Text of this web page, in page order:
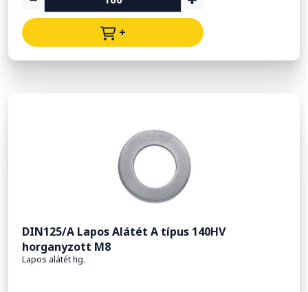
+
DIN125/A Lapos Alátét A típus 140HV
horganyzott M8
Lapos alátét hg.